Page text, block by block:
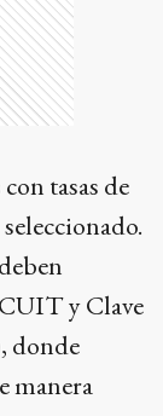
tasas de
y Clave
donde
manera